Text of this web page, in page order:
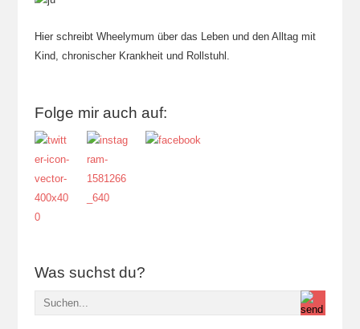
Hier schreibt Wheelymum über das Leben und den Alltag mit
Kind, chronischer Krankheit und Rollstuhl.
Folge mir auch auf:
Was suchst du?